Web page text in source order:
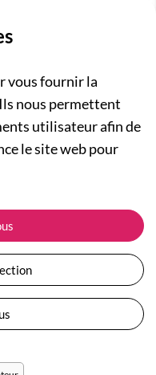
vous fournir la
nous permettent
utilisateur afin de
le site web pour